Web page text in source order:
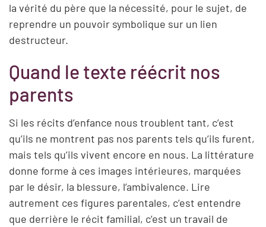
la vérité du père que la nécessité, pour le sujet, de
reprendre un pouvoir symbolique sur un lien
destructeur.
Quand le texte réécrit nos
parents
Si les récits d’enfance nous troublent tant, c’est
qu’ils ne montrent pas nos parents tels qu’ils furent,
mais tels qu’ils vivent encore en nous. La littérature
donne forme à ces images intérieures, marquées
par le désir, la blessure, l’ambivalence. Lire
autrement ces figures parentales, c’est entendre
que derrière le récit familial, c’est un travail de